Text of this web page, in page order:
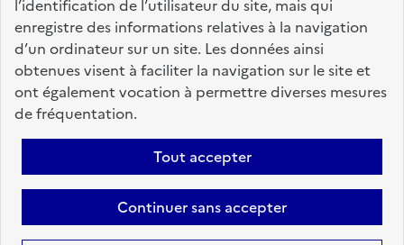
l’identification de l’utilisateur du site, mais qui
enregistre des informations relatives à la navigation
d’un ordinateur sur un site. Les données ainsi
obtenues visent à faciliter la navigation sur le site et
ont également vocation à permettre diverses mesures
de fréquentation.
Tout accepter
Continuer sans accepter
fonction-publique.gouv.fr
legifrance.gouv.fr
gouvernement.fr
Accessibilité : totalement conforme
Personnaliser les cookies
Mentions légales Contact
candidats